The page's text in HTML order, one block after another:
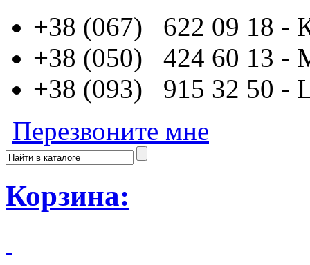
+38 (067) 622 09 18 -
+38 (050) 424 60 13 -
+38 (093) 915 32 50 -
Перезвоните мне
Корзина: